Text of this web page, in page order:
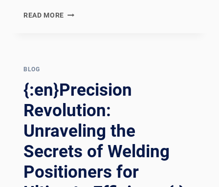
รื่องกำ
ำสม
ัย{:}{:
VI}RA KH
ƠI ÊM
ÁI
: CÁ
CH MẠ
A CÔ
READ MORE {:EN}DECODING
POSITIONERS
IN
DIVERSE
INDUSTRIES{:}
{:ES}DIFICULTAD
DE
DECODIFICACIÓN:
AFRONTAR
BLOG
{:en}Precision
Revolution:
Unraveling the
Secrets of Welding
Positioners for